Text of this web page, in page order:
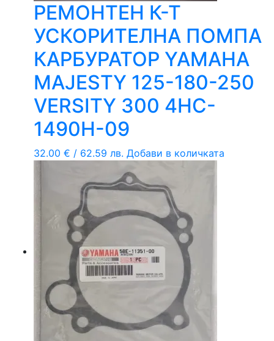
РЕМОНТЕН К-Т
УСКОРИТЕЛНА ПОМПА
КАРБУРАТОР YAMAHA
MAJESTY 125-180-250
VERSITY 300 4HC-
1490H-09
32.00 € / 62.59 лв. Добави в количката